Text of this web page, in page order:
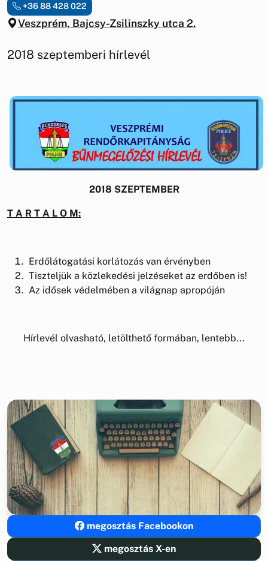
Veszprém, Bajcsy-Zsilinszky utca 2.
+36 88 428 022
2018 szeptemberi hírlevél
2018 SZEPTEMBER
T A R T A L O M:
Erdőlátogatási korlátozás van érvényben
Tiszteljük a közlekedési jelzéseket az erdőben is!
Az idősek védelmében a világnap apropóján
Hírlevél olvasható, letölthető formában, lentebb...
megosztás Facebookon
megosztás X-en